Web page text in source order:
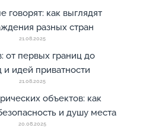
говорят: как выглядят
разных стран
21.08.2025
от первых границ до
идей приватности
21.08.2025
объектов: как
и душу места
20.08.2025